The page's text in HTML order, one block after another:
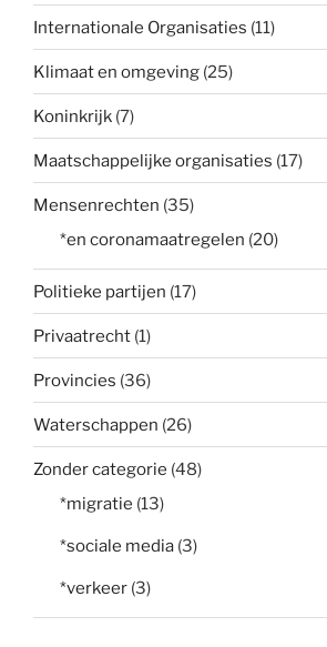
Internationale Organisaties (11)
Klimaat en omgeving (25)
Koninkrijk (7)
Maatschappelijke organisaties (17)
Mensenrechten (35)
*en coronamaatregelen (20)
Politieke partijen (17)
Privaatrecht (1)
Provincies (36)
Waterschappen (26)
Zonder categorie (48)
*migratie (13)
*sociale media (3)
*verkeer (3)